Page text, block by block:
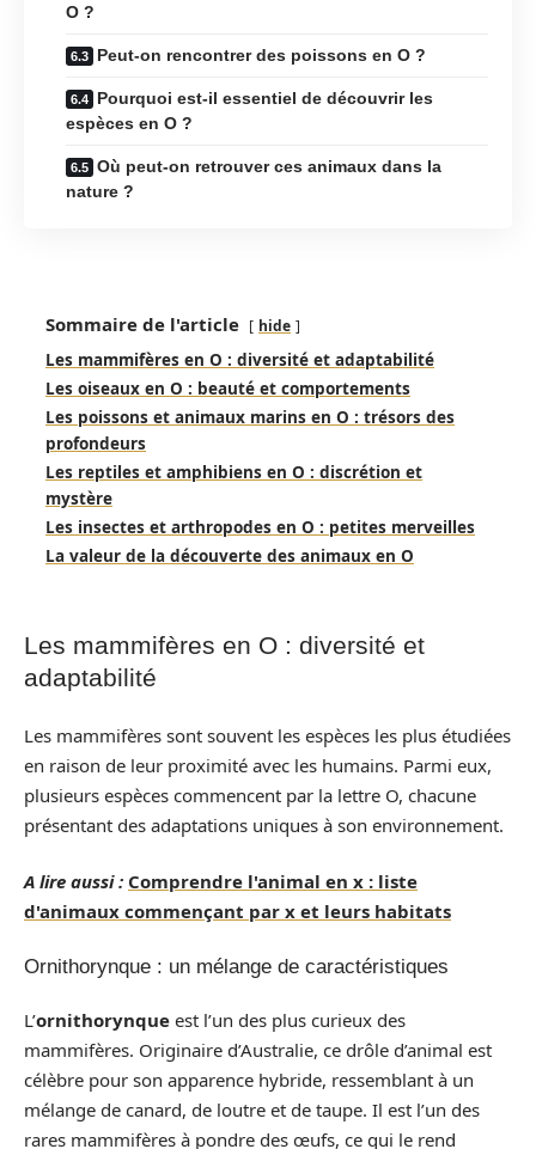
O ?
Peut-on rencontrer des poissons en O ?
Pourquoi est-il essentiel de découvrir les
espèces en O ?
Où peut-on retrouver ces animaux dans la
nature ?
Sommaire de l'article hide
Les mammifères en O : diversité et adaptabilité
Les oiseaux en O : beauté et comportements
Les poissons et animaux marins en O : trésors des
profondeurs
Les reptiles et amphibiens en O : discrétion et
mystère
Les insectes et arthropodes en O : petites merveilles
La valeur de la découverte des animaux en O
Les mammifères en O : diversité et
adaptabilité
Les mammifères sont souvent les espèces les plus étudiées
en raison de leur proximité avec les humains. Parmi eux,
plusieurs espèces commencent par la lettre O, chacune
présentant des adaptations uniques à son environnement.
A lire aussi : Comprendre l'animal en x : liste
d'animaux commençant par x et leurs habitats
Ornithorynque : un mélange de caractéristiques
L’ornithorynque est l’un des plus curieux des
mammifères. Originaire d’Australie, ce drôle d’animal est
célèbre pour son apparence hybride, ressemblant à un
mélange de canard, de loutre et de taupe. Il est l’un des
rares mammifères à pondre des œufs, ce qui le rend